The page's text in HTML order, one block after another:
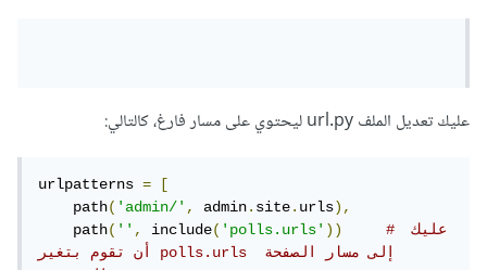
عليك تعديل الملف url.py ليحتوي على مسار فارغ، كالتالي:
urlpatterns =
[
    path
('admin/', admin.site.urls),
    path
('', include('polls.urls'))
# عليك
أن تقوم بتغير polls.urls إلى مسار الصفحة